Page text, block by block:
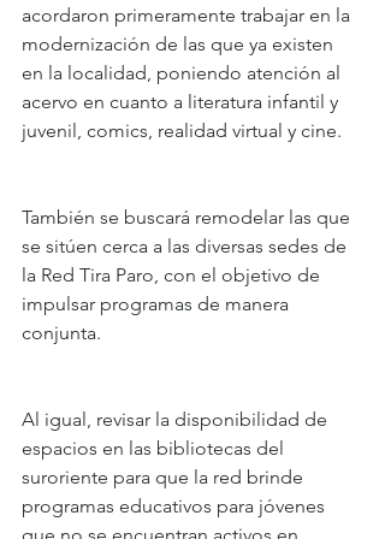
acordaron primeramente trabajar en la
modernización de las que ya existen
en la localidad, poniendo atención al
acervo en cuanto a literatura infantil y
juvenil, comics, realidad virtual y cine.
También se buscará remodelar las que
se sitúen cerca a las diversas sedes de
la Red Tira Paro, con el objetivo de
impulsar programas de manera
conjunta.
Al igual, revisar la disponibilidad de
espacios en las bibliotecas del
suroriente para que la red brinde
programas educativos para jóvenes